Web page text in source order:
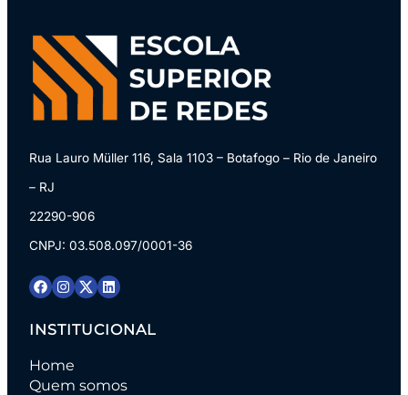
Rua Lauro Müller 116, Sala 1103 – Botafogo – Rio de Janeiro
– RJ
22290-906
CNPJ: 03.508.097/0001-36
INSTITUCIONAL
Home
Quem somos